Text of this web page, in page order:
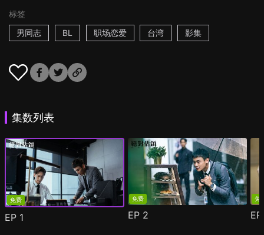
标签
男同志
BL 职场恋爱 台湾 影集
集数列表
免费
EP 1
免费
EP 2
免